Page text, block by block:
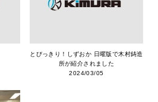
とびっきり！しずおか 日曜版で木村鋳造
所が紹介されました
2024/03/05